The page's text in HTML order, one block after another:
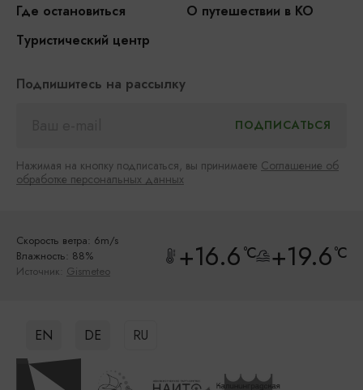
Где остановиться
О путешествии в КО
Туристический центр
Подпишитесь на рассылку
Нажимая на кнопку подписаться, вы принимаете Соглашение об
обработке персональных данных
Скорость ветра: 6m/s
Влажность: 88%
Источник: Gismeteo +16.6°C +19.6°C
EN DE RU